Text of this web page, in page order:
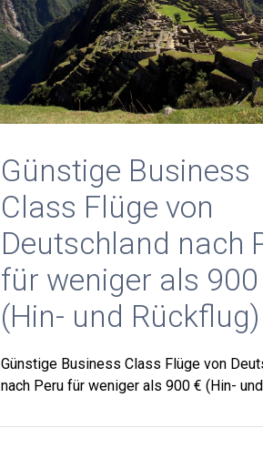
Günstige Business
Class Flüge von
Deutschland nach
für weniger als
(Hin- und Rückflug)
Günstige Business Class Flüge von
nach Peru für weniger als 900 € (Hin-